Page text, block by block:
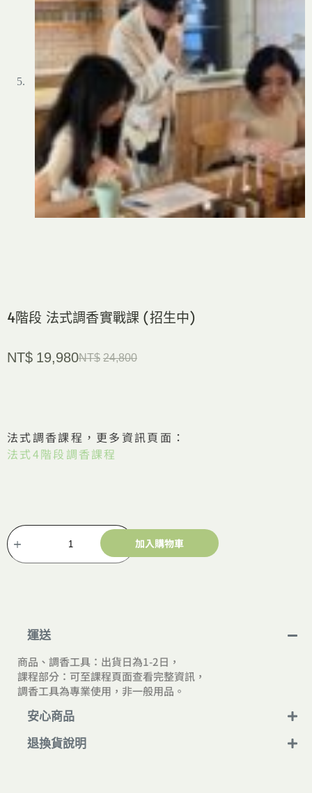
4階段 法式調香實戰課 (招生中)
NT$ 24,800
NT$ 19,980
法式調香課程，更多資訊頁面：
法式4階段調香課程
加入購物車
運送
商品、調香工具：出貨日為1-2日，
課程部分：可至課程頁面查看完整資訊，
調香工具為專業使用，非一般用品。
安心商品
退換貨說明